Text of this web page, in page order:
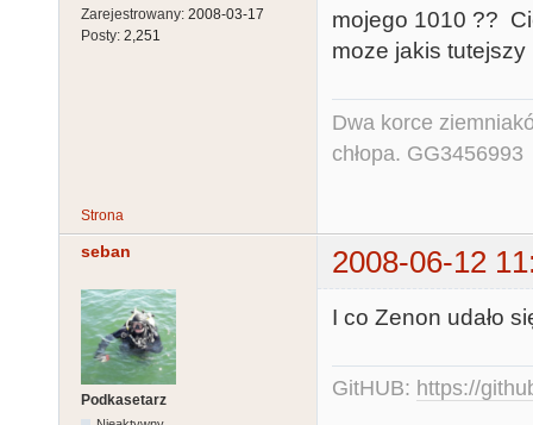
Zarejestrowany: 2008-03-17
Posty: 2,251
mojego 1010 ??
moze jakis tutejszy
Dwa korce
chłopa. GG3456993
Strona
seban 2008-06-12
Podkasetarz
I co Zenon udało
GitHUB: https://